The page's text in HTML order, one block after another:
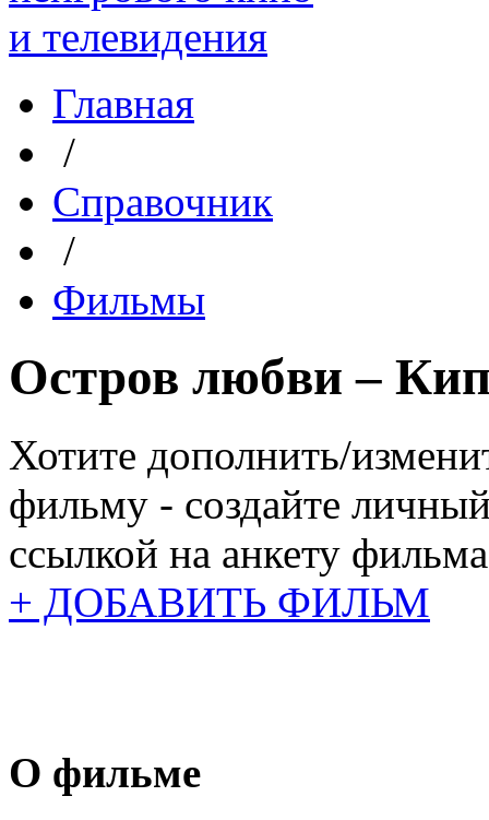
Главная
/
Справочник
/
Фильмы
Остров любви –
Хотите дополнить/
фильму - создайте
ссылкой на анкету
+ ДОБАВИТЬ ФИЛЬМ
О фильме